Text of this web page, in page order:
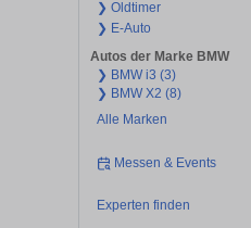
❯ Oldtimer
❯ E-Auto
Autos der Marke BMW
❯ BMW i3 (3)
❯ BMW X2 (8)
Alle Marken
Messen & Events
Experten finden